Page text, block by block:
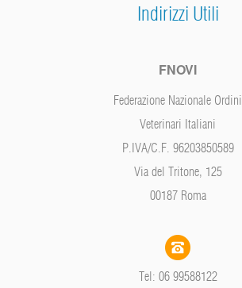
Indirizzi Utili
FNOVI
Federazione Nazionale Ordini
Veterinari Italiani
P.IVA/C.F. 96203850589
Via del Tritone, 125
00187 Roma
Tel: 06 99588122